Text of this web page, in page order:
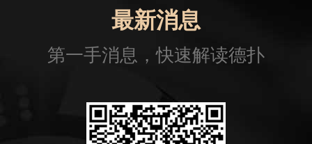
最新消息
第一手消息，快速解读德扑